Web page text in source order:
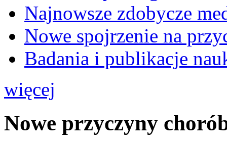
Najnowsze zdobycze
Nowe spojrzenie na
Badania i publikacje
więcej
Nowe przyczyny